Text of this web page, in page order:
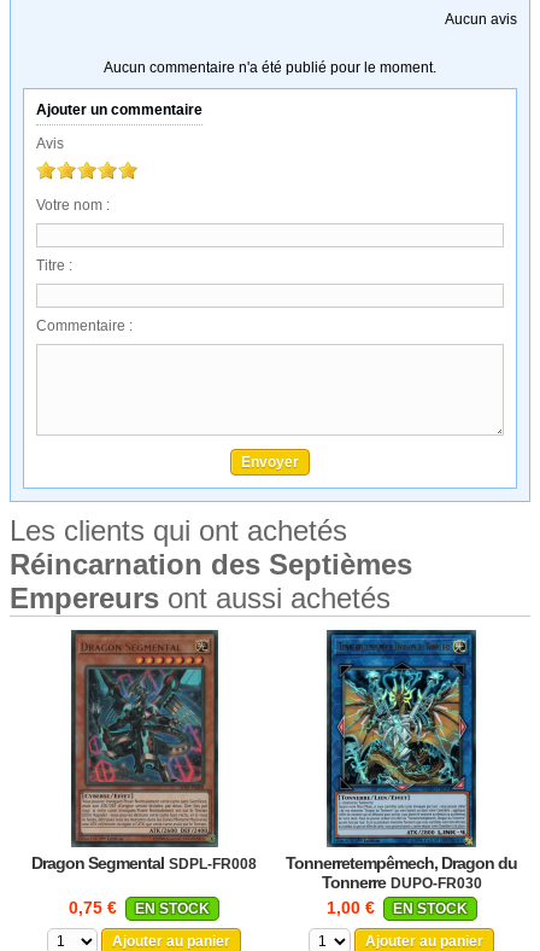
Aucun avis
Aucun commentaire n'a été publié pour le moment.
Ajouter un commentaire
Avis
Votre nom :
Titre :
Commentaire :
Les clients qui ont achetés
Réincarnation des Septièmes
Empereurs ont aussi achetés
Dragon Segmental SDPL-FR008
0,75 €
EN STOCK
Ajouter au panier
Tonnerretempêmech, Dragon du
Tonnerre DUPO-FR030
1,00 €
EN STOCK
Ajouter au panier